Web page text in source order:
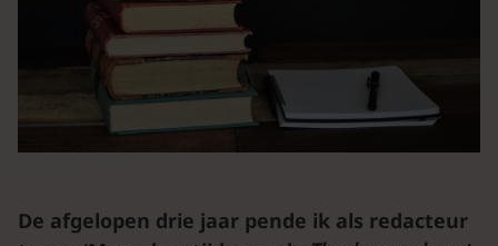
De afgelopen drie jaar pende ik als redacteur